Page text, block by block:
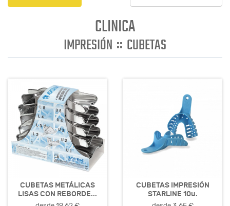
CLINICA
IMPRESIÓN :: CUBETAS
CUBETAS METÁLICAS
LISAS CON REBORDE...
CUBETAS IMPRESIÓN
STARLINE 10u.